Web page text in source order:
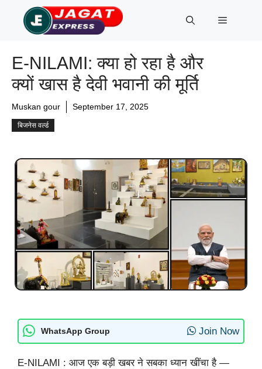
content
Menu
E-NILAMI: क्या हो रहा है और
क्यों खास है देवी भवानी की मूर्ति
Muskan gour September 17, 2025
बिजनेस वर्ल्ड
WhatsApp Group Join Now
E-NILAMI : आज एक बड़ी खबर ने सबका ध्यान खींचा है —